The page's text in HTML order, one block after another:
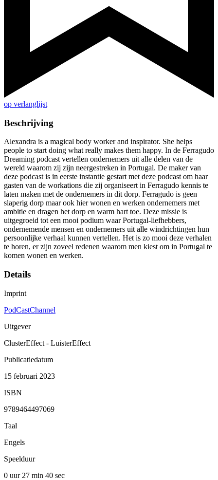
op verlanglijst
Beschrijving
Alexandra is a magical body worker and inspirator. She helps
people to start doing what really makes them happy. In de Ferragudo
Dreaming podcast vertellen ondernemers uit alle delen van de
wereld waarom zij zijn neergestreken in Portugal. De maker van
deze podcast is in eerste instantie gestart met deze podcast om haar
gasten van de workations die zij organiseert in Ferragudo kennis te
laten maken met de ondernemers in dit dorp. Ferragudo is geen
slaperig dorp maar ook hier wonen en werken ondernemers met
ambitie en dragen het dorp en warm hart toe. Deze missie is
uitgegroeid tot een mooi podium waar Portugal-liefhebbers,
ondernemende mensen en ondernemers uit alle windrichtingen hun
persoonlijke verhaal kunnen vertellen. Het is zo mooi deze verhalen
te horen, er zijn zoveel redenen waarom men kiest om in Portugal te
komen wonen en werken.
Details
Imprint
PodCastChannel
Uitgever
ClusterEffect - LuisterEffect
Publicatiedatum
15 februari 2023
ISBN
9789464497069
Taal
Engels
Speelduur
0 uur 27 min 40 sec